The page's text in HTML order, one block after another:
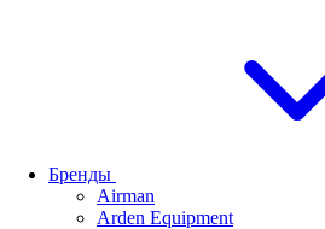
Бренды
Airman
Arden Equipment